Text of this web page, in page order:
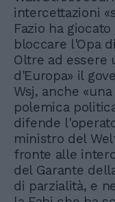
intercettazioni
Fazio ha
bloccare l'Opa
Oltre ad essere
d'Europa» il
Wsj, anche
polemica
difende
ministro del
fronte alle
del Garante
di parzialità, e